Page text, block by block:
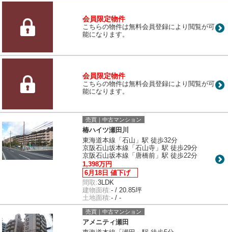
会員限定物件
こちらの物件は無料会員登録により閲覧が可
能になります。
会員限定物件
こちらの物件は無料会員登録により閲覧が可
能になります。
売買｜中古マンション
椿ハイツ瀬田川
東海道本線「石山」駅 徒歩32分
京阪石山坂本線「石山寺」駅 徒歩29分
京阪石山坂本線「唐橋前」駅 徒歩22分
1,398万円
6月18日 値下げ
間取:3LDK
建物面積:- / 20.85坪
土地面積:- / -
売買｜中古マンション
アメニティ瀬田